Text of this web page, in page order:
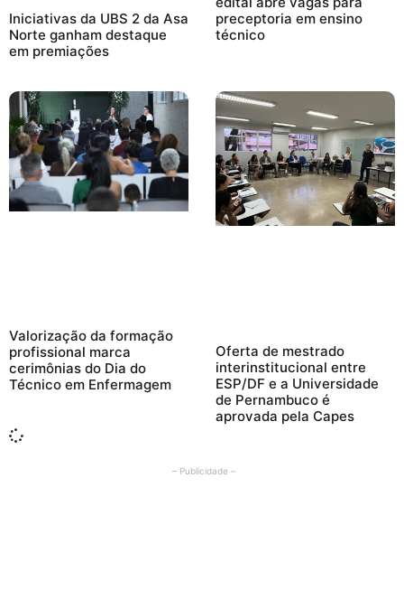
Iniciativas da UBS 2 da Asa
Norte ganham destaque
em premiações
preceptoria em ensino
técnico
Valorização da formação
profissional marca
cerimônias do Dia do
Técnico em Enfermagem
Oferta de mestrado
interinstitucional entre
ESP/DF e a Universidade
de Pernambuco é
aprovada pela Capes
– Publicidade –